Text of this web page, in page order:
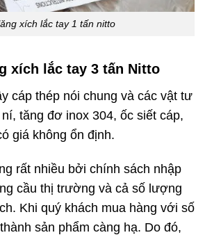
xích lắc tay 1 tấn nitto
xích lắc tay 3 tấn Nitto
cáp thép nói chung và các vật tư
tăng đơ inox 304, ốc siết cáp,
giá không ổn định.
rất nhiều bởi chính sách nhập
cầu thị trường và cả số lượng
Khi quý khách mua hàng với số
sản phẩm càng hạ. Do đó,